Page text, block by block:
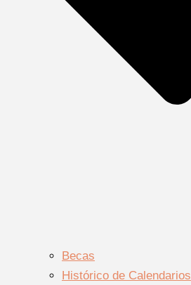
Becas
Histórico de Calendarios